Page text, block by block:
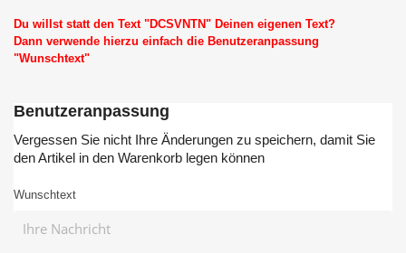
Du willst statt den Text "DCSVNTN" Deinen eigenen Text?
Dann verwende hierzu einfach die Benutzeranpassung
"Wunschtext"
Benutzeranpassung
Vergessen Sie nicht Ihre Änderungen zu speichern, damit Sie
den Artikel in den Warenkorb legen können
Wunschtext